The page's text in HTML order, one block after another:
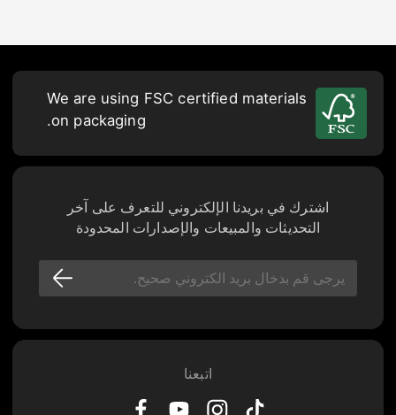
We are using FSC certified materials
on packaging.
اشترك في بريدنا الإلكتروني للتعرف على آخر
التحديثات والمبيعات والإصدارات المحدودة
اتبعنا